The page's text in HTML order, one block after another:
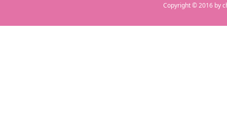
Copyright © 2016 by